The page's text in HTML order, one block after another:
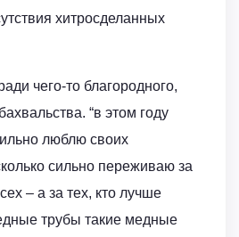
хитросделанных
чего-то благородного,
“в этом году
люблю своих
сильно переживаю за
– а за тех, кто лучше
трубы такие медные